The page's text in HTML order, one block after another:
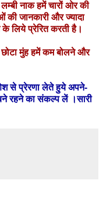
नाक हमें चारों ओर की
की जानकारी और ज्यादा
लिये प्रेरित करती है।
मुंह हमें कम बोलने और
से प्रेरणा लेते हुये अपने-
रहने का संकल्प लें ।सारी